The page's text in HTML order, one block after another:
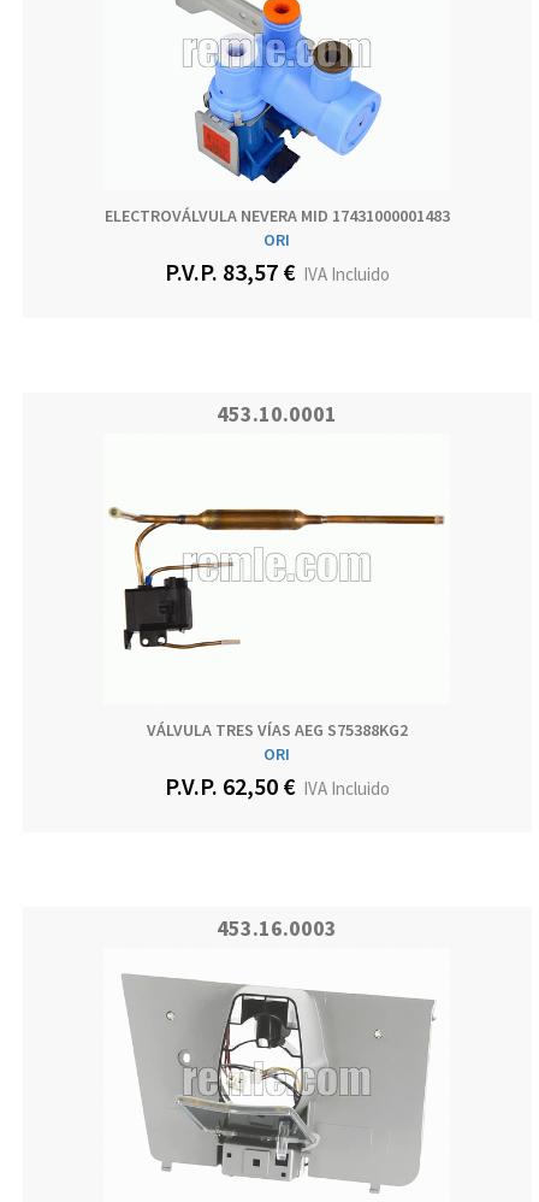
ELECTROVÁLVULA NEVERA MID 17431000001483
ORI
P.V.P. 83,57 €IVA Incluido
453.10.0001
VÁLVULA TRES VÍAS AEG S75388KG2
ORI
P.V.P. 62,50 €IVA Incluido
453.16.0003